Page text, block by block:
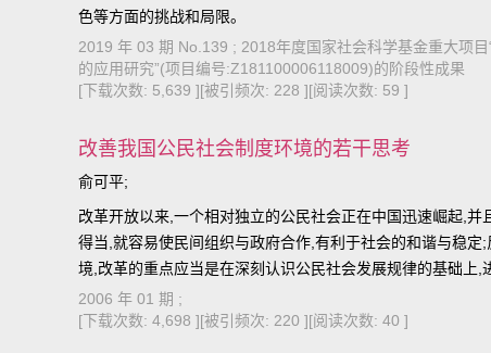
色等方面的挑战和局限。
2019 年 03 期 No.139 ; 2018年度国家社会科学基金重大项
的应用研究”(项目编号:Z181100006118009)的阶段性成果
[下载次数: 5,639 ][被引频次: 228 ][阅读次数: 59 ]
改善我国公民社会制度环境的若干思考
俞可平;
改革开放以来,一个相对独立的公民社会正在中国迅速崛起,
得当,就容易使民间组织与政府合作,有利于社会的和谐与稳
境,改革的重点应当是在深刻认识公民社会发展规律的基础上
册、监管、经费、税收等方面,对民间组织既积极支持、热情
协力建设社会主义和谐社会。
2006 年 01 期 ;
[下载次数: 4,698 ][被引频次: 220 ][阅读次数: 40 ]